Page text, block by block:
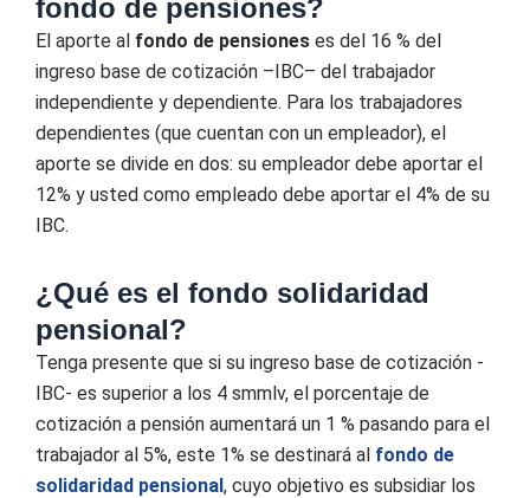
fondo de pensiones?
El aporte al fondo de pensiones es del 16 % del
ingreso base de cotización –IBC– del trabajador
independiente y dependiente. Para los trabajadores
dependientes (que cuentan con un empleador), el
aporte se divide en dos: su empleador debe aportar el
12% y usted como empleado debe aportar el 4% de su
IBC.
¿Qué es el fondo solidaridad
pensional?
Tenga presente que si su ingreso base de cotización -
IBC- es superior a los 4 smmlv, el porcentaje de
cotización a pensión aumentará un 1 % pasando para el
trabajador al 5%, este 1% se destinará al fondo de
solidaridad pensional, cuyo objetivo es subsidiar los